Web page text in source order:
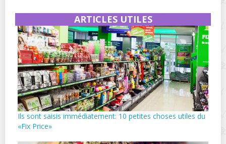
ARTICLES UTILES
Ils sont saisis immédiatement: 10 petites choses utiles du
«Fix Price»